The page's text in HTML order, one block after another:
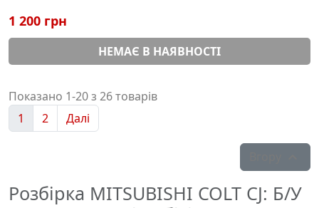
1 200 грн
НЕМАЄ В НАЯВНОСТІ
Показано 1-20 з 26 товарів
1
2 Далі
Розбірка MITSUBISHI COLT CJ: Б/У